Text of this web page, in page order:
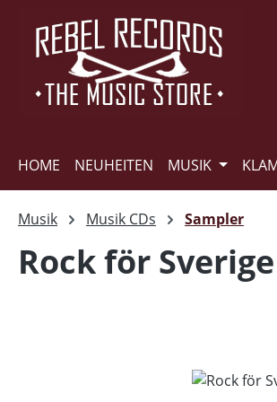
Hauptinhalt springen
Zur Suche springen
Zur Hauptnavigation springen
HOME NEUHEITEN MUSIK
Musik Musik CDs Sampler
Rock för
Bildergalerie überspringen